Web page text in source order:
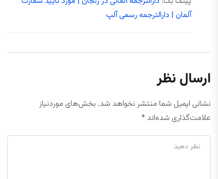
آلمان | دارالترجمه رسمی آلپ
ارسال نظر
نشانی ایمیل شما منتشر نخواهد شد. بخش‌های موردنیاز
علامت‌گذاری شده‌اند *